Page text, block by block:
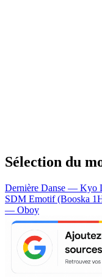
Sélection du
Dernière Danse — Kyo
SDM Emotif (Booska
— Oboy